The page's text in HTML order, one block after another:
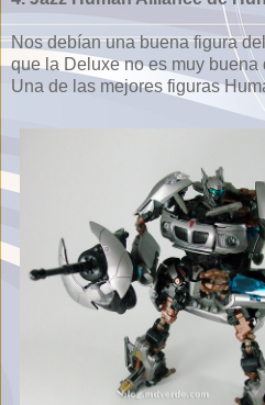
Nos debían una buena figura
que la Deluxe no es muy
Una de las mejores figuras